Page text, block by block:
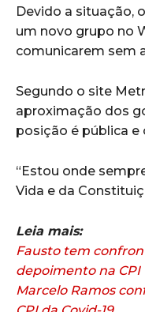
Devido a situação,
um novo grupo no
comunicarem sem
Segundo o site
aproximação dos
posição é pública
“Estou onde
Vida e da
Leia mais:
Fausto tem
depoimento na CPI
Marcelo Ramos